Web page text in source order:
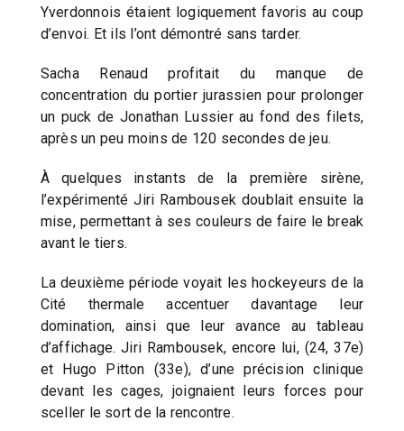
Yverdonnois étaient logiquement favoris au coup
d’envoi. Et ils l’ont démontré sans tarder.
Sacha Renaud profitait du manque de
concentration du portier jurassien pour prolonger
un puck de Jonathan Lussier au fond des filets,
après un peu moins de 120 secondes de jeu.
À quelques instants de la première sirène,
l’expérimenté Jiri Rambousek doublait ensuite la
mise, permettant à ses couleurs de faire le break
avant le tiers.
La deuxième période voyait les hockeyeurs de la
Cité thermale accentuer davantage leur
domination, ainsi que leur avance au tableau
d’affichage. Jiri Rambousek, encore lui, (24, 37e)
et Hugo Pitton (33e), d’une précision clinique
devant les cages, joignaient leurs forces pour
sceller le sort de la rencontre.